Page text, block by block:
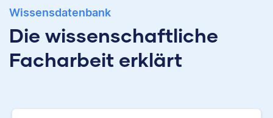
Wissensdatenbank
Die wissenschaftliche
Facharbeit erklärt